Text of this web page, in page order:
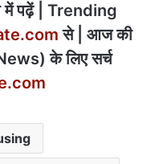
में पढ़ें | Trending
से | आज की
के लिए सर्च